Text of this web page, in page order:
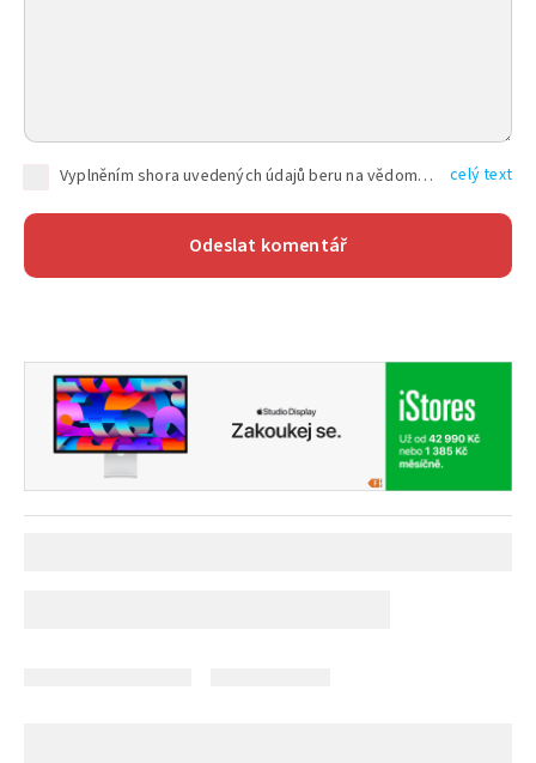
Vyplněním shora uvedených údajů beru na vědomí, že společnost TEXT FACTORY s.r.o., sídlem Brno, Durďákova 336/29, Černá Pole, PSČ: 613 00, IČ: 06157831, zapsané u Krajského soudu v Brně, oddíl C, vložka 100399, bude zpracovávat mé osobní údaje uvedené v rámci mnou vyplněného registračního formuláře na základě oprávněných zájmů TEXT FACTORY s.r.o. dle čl. 6 odst. 1 písm. f) GDPR a pro splnění právních povinností (čl. 6 odst. 1 písm. c) GDPR), a to pro tyto účely: nezbytnost zajistit oprávnění návštěvníka webových stránek provozovaných společností TEXT FACTORY s.r.o. přispívat aktivně ke zveřejněným článkům nebo v rámci diskusních fór a výkon práv TEXT FACTORY s.r.o. jako administrátora těchto diskusních fór. Více informací o zpracování osobních údajů a právech lze nalézt v celý text